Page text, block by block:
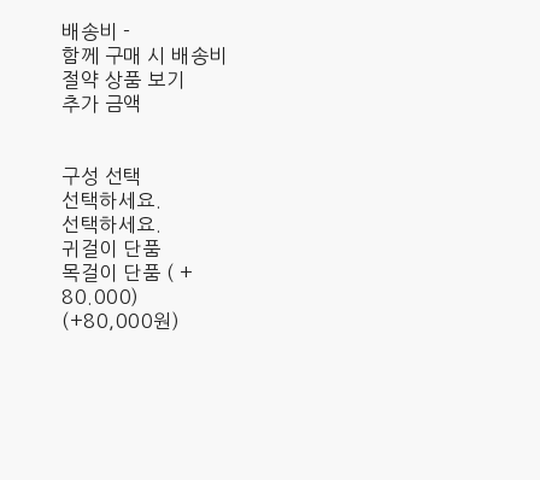
배송비 -
함께 구매 시 배송비
절약 상품 보기
추가 금액
구성 선택
선택하세요.
선택하세요.
귀걸이 단품
목걸이 단품 ( +
80.000)
(+80,000원)